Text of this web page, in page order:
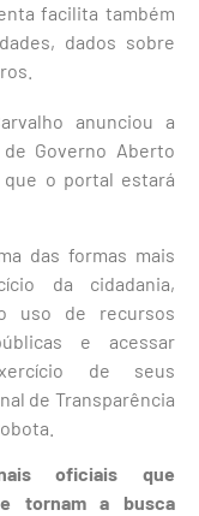
facilita também
dados sobre
anunciou a
Governo Aberto
que o portal estará
das formas mais
da cidadania,
uso de recursos
e acessar
de seus
de Transparência
oficiais que
tornam a busca